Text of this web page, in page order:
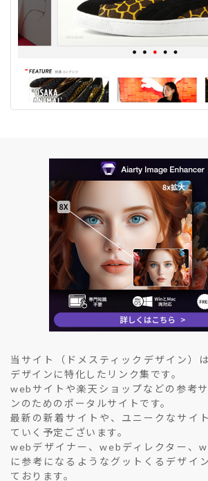
当サイト（ドメスティックデザイン）
デザインに特化したリンク集です。
webサイトや楽天ショップなどの参考
ンのためのポータルサイトです。
最新の新着サイトや、ユニークなサイ
ていく予定ございます。
webデザイナー、webディレクター、
に参考になるようなグットくるデザイ
ております。